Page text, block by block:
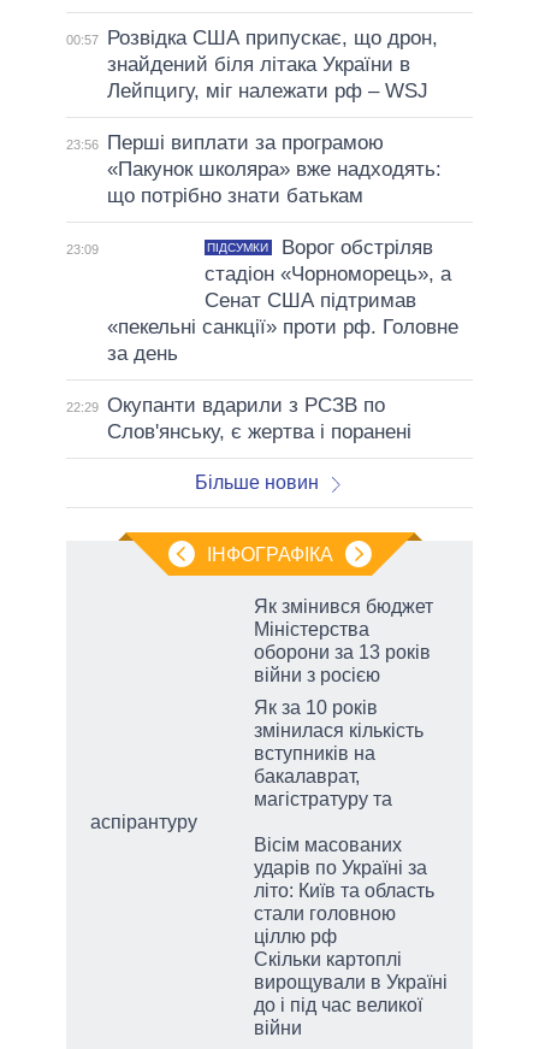
00:57
Розвідка США припускає, що дрон,
знайдений біля літака України в
Лейпцигу, міг належати рф – WSJ
23:56
Перші виплати за програмою
«Пакунок школяра» вже надходять:
що потрібно знати батькам
23:09 ПІДСУМКИ
Ворог обстріляв
стадіон «Чорноморець», а
Сенат США підтримав
«пекельні санкції» проти рф. Головне
за день
22:29 Окупанти вдарили з РСЗВ по
Слов'янську, є жертва і поранені
Більше новин
ІНФОГРАФІКА
Як змінився бюджет
Міністерства
оборони за 13 років
війни з росією
Як за 10 років
змінилася кількість
вступників на
бакалаврат,
магістратуру та
аспірантуру
Вісім масованих
ударів по Україні за
літо: Київ та область
стали головною
ціллю рф
Скільки картоплі
вирощували в Україні
до і під час великої
війни